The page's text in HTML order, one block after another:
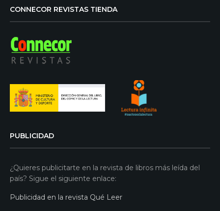
CONNECOR REVISTAS TIENDA
PUBLICIDAD
¿Quieres publicitarte en la revista de libros más leída del
país? Sigue el siguiente enlace:
Publicidad en la revista Qué Leer